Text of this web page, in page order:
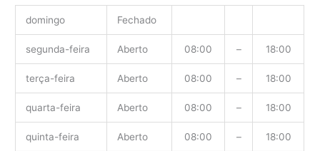
domingo Fechado
segunda-feira Aberto 08:00 – 18:00
terça-feira Aberto 08:00 – 18:00
quarta-feira Aberto 08:00 – 18:00
quinta-feira Aberto 08:00 – 18:00